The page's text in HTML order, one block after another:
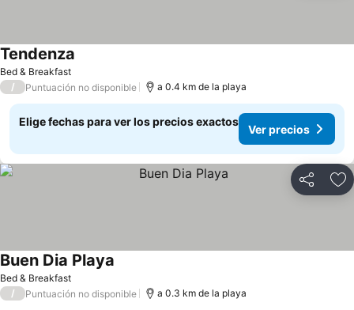
Bed & Breakfast
Tendenza
/ Puntuación no disponible a 0.4 km de la playa
Elige fechas para ver los precios exactos
Ver precios
Compartir
Bed & Breakfast
Buen Dia Playa
/ Puntuación no disponible a 0.3 km de la playa